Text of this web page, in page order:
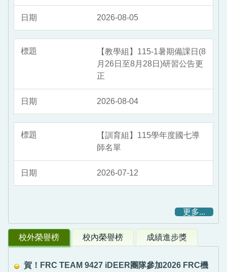
2026-08-05
【教學組】115-1暑期備課日(8
月26日至8月28日)研習公告更
正
2026-08-04
【訓育組】115學年度國七導
師名單
2026-07-12
更多...
校外榮譽榜 校內榮譽榜 成績進步獎
賀！FRC TEAM 9427 iDEER團隊參加2026 FRC機